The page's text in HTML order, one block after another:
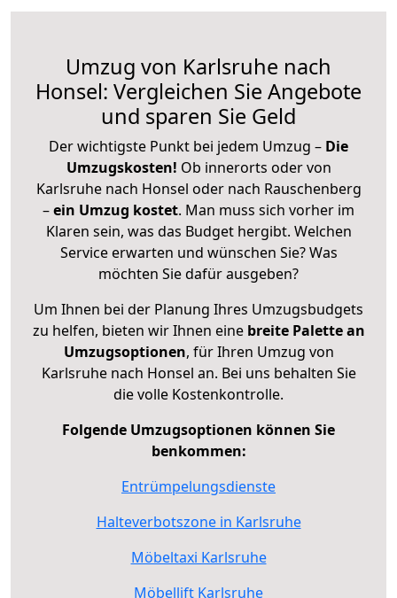
Umzug von Karlsruhe nach
Honsel: Vergleichen Sie Angebote
und sparen Sie Geld
Der wichtigste Punkt bei jedem Umzug – Die
Umzugskosten! Ob innerorts oder von
Karlsruhe nach Honsel oder nach Rauschenberg
–ein Umzug kostet. Man muss sich vorher im
Klaren sein, was das Budget hergibt. Welchen
Service erwarten und wünschen Sie? Was
möchten Sie dafür ausgeben?
Um Ihnen bei der Planung Ihres Umzugsbudgets
zu helfen, bieten wir Ihnen eine breite Palette an
Umzugsoptionen, für Ihren Umzug von
Karlsruhe nach Honsel an. Bei uns behalten Sie
die volle Kostenkontrolle.
Folgende Umzugsoptionen können Sie
benkommen:
Entrümpelungsdienste
Halteverbotszone in Karlsruhe
Möbeltaxi Karlsruhe
Möbellift Karlsruhe